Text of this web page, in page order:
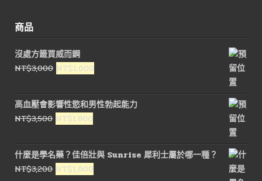
商品
沒處方籤買威而鋼
NT$3,000 原
價
格：
NT$3,000。
NT$1,600
價
格：
高血壓會影響性慾和男性勃起能力
NT$3,500 原
價
格：
NT$3,500。
NT$1,800
價
格：
NT$1,800。
什麼是學名藥？佳倍壯與 Sunrise 犀利士屬於哪一種？
NT$3,200 原
NT$1,600